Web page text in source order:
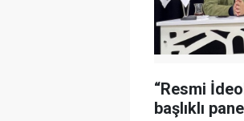
“Resmi
başlıklı